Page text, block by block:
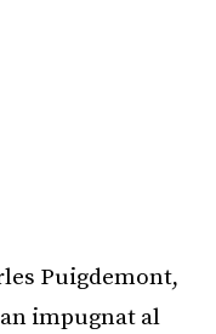
Puigdemont,
impugnat al